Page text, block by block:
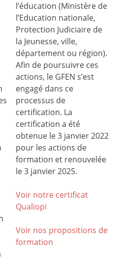
l’éducation (Ministère de
l’Education nationale,
Protection Judiciaire de
la Jeunesse, ville,
département ou région).
Afin de poursuivre ces
actions, le GFEN s’est
engagé dans ce
processus de
certification. La
certification a été
obtenue le 3 janvier 2022
pour les actions de
formation et renouvelée
le 3 janvier 2025.
Voir notre certificat
Qualiopi
Voir nos propositions de
formation